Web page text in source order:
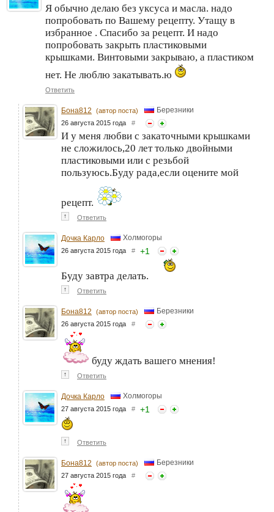
Я обычно делаю без уксуса и масла. надо
попробовать по Вашему рецепту. Утащу в
избранное . Спасибо за рецепт. И надо
попробовать закрыть пластиковыми
крышками. Винтовыми закрываю, а пластиком
нет. Не люблю закатывать.ю
Ответить
Бона812 (автор поста) Березники
26 августа 2015 года #
И у меня любви с закаточными крышками
не сложилось,20 лет только двойными
пластиковыми или с резьбой
пользуюсь.Буду рада,если оцените мой
рецепт.
↑ Ответить
Дочка Карло Холмогоры
26 августа 2015 года # +1
Буду завтра делать.
↑ Ответить
Бона812 (автор поста) Березники
26 августа 2015 года #
буду ждать вашего мнения!
↑ Ответить
Дочка Карло Холмогоры
27 августа 2015 года # +1
↑ Ответить
Бона812 (автор поста) Березники
27 августа 2015 года #